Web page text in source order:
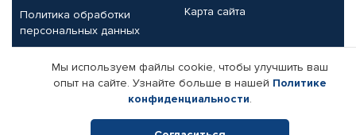
Политика обработки
персональных данных
Карта сайта
Партнерам
Корпоративным клиентам
Поставщикам
Реквизиты компании
Мы используем файлы cookie, чтобы улучшить ваш
опыт на сайте. Узнайте больше в нашей Политике
конфиденциальности.